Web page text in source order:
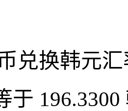
兑换韩元
于